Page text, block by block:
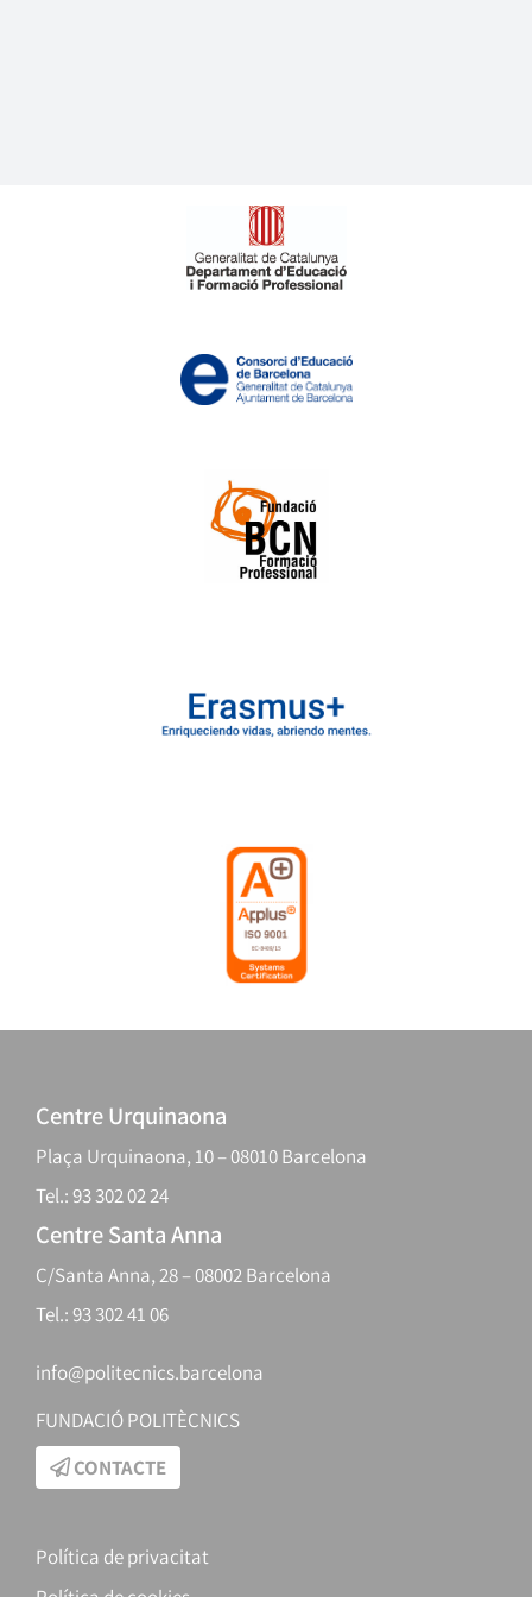
Centre Urquinaona
Plaça Urquinaona, 10 – 08010 Barcelona
Tel.: 93 302 02 24
Centre Santa Anna
C/Santa Anna, 28 – 08002 Barcelona
Tel.: 93 302 41 06
info@politecnics.barcelona
FUNDACIÓ POLITÈCNICS
CONTACTE
Política de privacitat